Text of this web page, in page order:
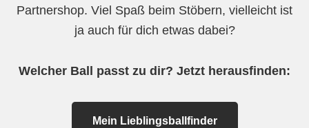
Partnershop. Viel Spaß beim Stöbern, vielleicht ist
ja auch für dich etwas dabei?
Welcher Ball passt zu dir? Jetzt herausfinden:
Mein Lieblingsballfinder